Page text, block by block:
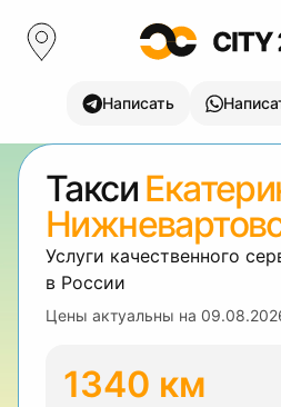
Написать
Такси
Услуги качественного
в России
Цены актуальны на
1340 км